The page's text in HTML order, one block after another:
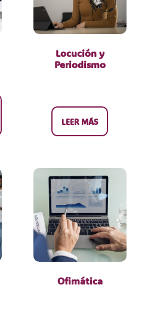
Locución y
Periodismo
LEER MÁS
Ofimática